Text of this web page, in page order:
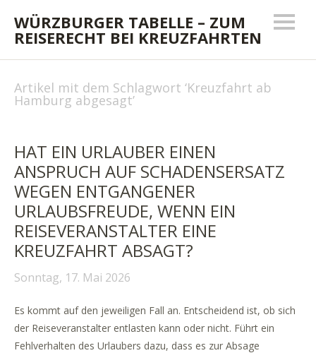
WÜRZBURGER TABELLE – ZUM
REISERECHT BEI KREUZFAHRTEN
Artikel mit dem Schlagwort ‘Kreuzfahrt ab
Hamburg abgesagt’
HAT EIN URLAUBER EINEN
ANSPRUCH AUF SCHADENSERSATZ
WEGEN ENTGANGENER
URLAUBSFREUDE, WENN EIN
REISEVERANSTALTER EINE
KREUZFAHRT ABSAGT?
Sonntag, 17. Mai 2026
Es kommt auf den jeweiligen Fall an. Entscheidend ist, ob sich
der Reiseveranstalter entlasten kann oder nicht. Führt ein
Fehlverhalten des Urlaubers dazu, dass es zur Absage